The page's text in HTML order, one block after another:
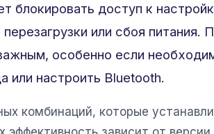
блокировать доступ к
или сбоя питания.
особенно если
или настроить Bluetooth.
комбинаций, которые